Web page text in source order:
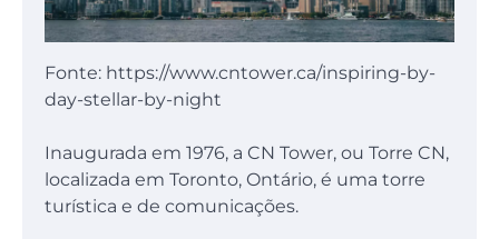
Fonte: https://www.cntower.ca/inspiring-by-
day-stellar-by-night
Inaugurada em 1976, a CN Tower, ou Torre CN,
localizada em Toronto, Ontário, é uma torre
turística e de comunicações.